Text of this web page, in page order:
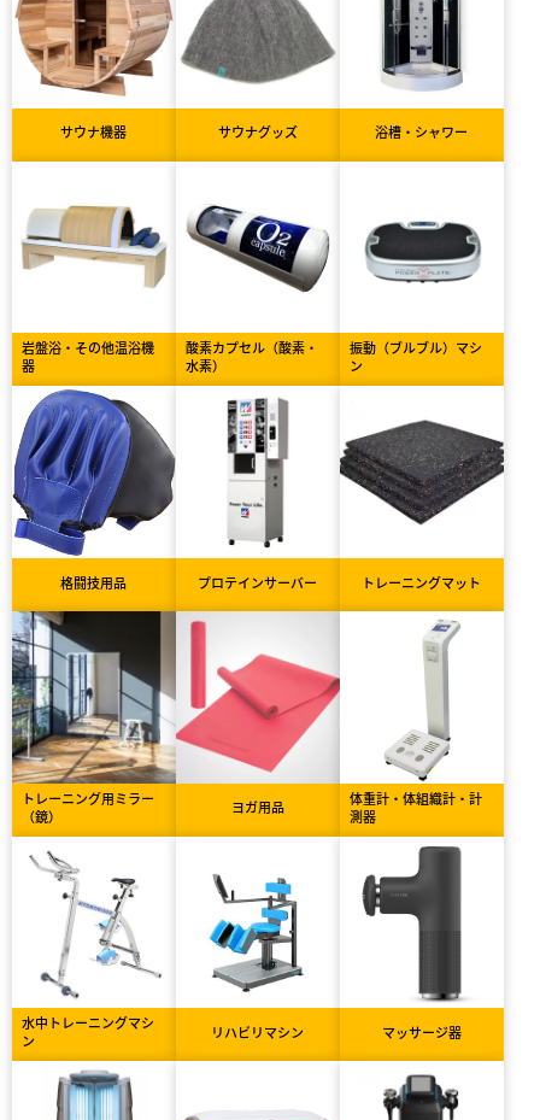
サウナ機器 サウナグッズ 浴槽・シャワー
岩盤浴・その他温浴機
器
酸素カプセル（酸素・
水素）
振動（ブルブル）マシ
ン
格闘技用品 プロテインサーバー トレーニングマット
トレーニング用ミラー
（鏡）
ヨガ用品
体重計・体組織計・計
測器
水中トレーニングマシ
ン
リハビリマシン マッサージ器